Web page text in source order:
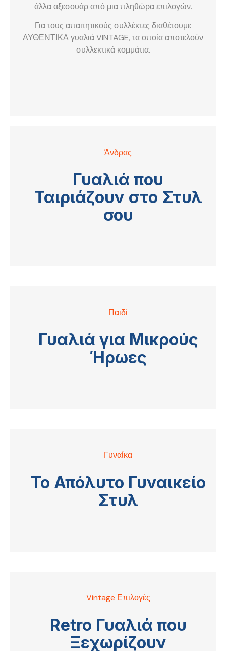
άλλα αξεσουάρ από μια πληθώρα επιλογών.
Για τους απαιτητικούς συλλέκτες διαθέτουμε
ΑΥΘΕΝΤΙΚΑ γυαλιά VINTAGE, τα οποία αποτελούν
συλλεκτικά κομμάτια.
Άνδρας
Γυαλιά που
Ταιριάζουν στο Στυλ
σου
Παιδί
Γυαλιά για Μικρούς
Ήρωες
Γυναίκα
Το Απόλυτο Γυναικείο
Στυλ
Vintage Επιλογές
Retro Γυαλιά που
Ξεχωρίζουν